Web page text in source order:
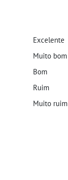
Excelente
Muito bom
Bom
Ruim
Muito ruim